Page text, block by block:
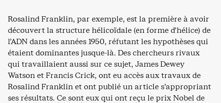
Rosalind Franklin, par exemple, est la première à avoir
découvert la structure hélicoïdale (en forme d’hélice) de
l’ADN dans les années 1950, réfutant les hypothèses qui
étaient dominantes jusque-là. Des chercheurs rivaux
qui travaillaient aussi sur ce sujet, James Dewey
Watson et Francis Crick, ont eu accès aux travaux de
Rosalind Franklin et ont publié un article s’appropriant
ses résultats. Ce sont eux qui ont reçu le prix Nobel de